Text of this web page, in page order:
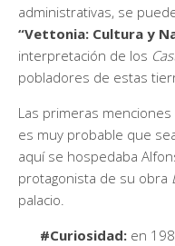
administrativas, se
“Vettonia: Cultura y
interpretación de los
pobladores de estas
Las primeras
es muy probable que
aquí se hospedaba
protagonista de su obra
palacio.
#Curiosidad: en